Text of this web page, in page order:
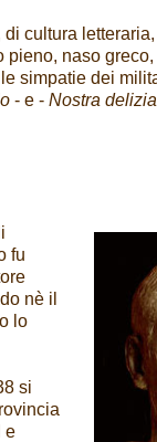
di cultura
pieno, naso
simpatie dei
- e - Nostra delizia
fu
nè il
lo
si
e